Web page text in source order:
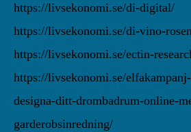
https://livsekonomi.se/di-digital/
https://livsekonomi.se/di-vino-
https://livsekonomi.se/ectin-
https://livsekonomi.se/
designa-ditt-drombadrum-online-
garderobsinredning/